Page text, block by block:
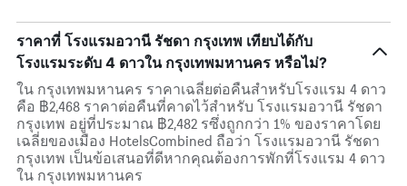
ราคาที่ โรงแรมอวานี รัชดา กรุงเทพ เทียบได้กับ
โรงแรมระดับ 4 ดาวใน กรุงเทพมหานคร หรือไม่?
ใน กรุงเทพมหานคร ราคาเฉลี่ยต่อคืนสำหรับโรงแรม 4 ดาว
คือ ฿2,468 ราคาต่อคืนที่คาดไว้สำหรับ โรงแรมอวานี รัชดา
กรุงเทพ อยู่ที่ประมาณ ฿2,482 รซึ่งถูกกว่า 1% ของราคาโดย
เฉลี่ยของเมือง HotelsCombined ถือว่า โรงแรมอวานี รัชดา
กรุงเทพ เป็นข้อเสนอที่ดีหากคุณต้องการพักที่โรงแรม 4 ดาว
ใน กรุงเทพมหานคร